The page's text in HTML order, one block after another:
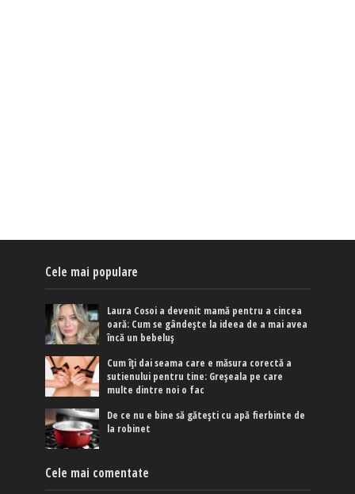
Cele mai populare
Laura Cosoi a devenit mamă pentru a cincea
oară: Cum se gândește la ideea de a mai avea
încă un bebeluș
Cum îți dai seama care e măsura corectă a
sutienului pentru tine: Greșeala pe care
multe dintre noi o fac
De ce nu e bine să gătești cu apă fierbinte de
la robinet
Cele mai comentate